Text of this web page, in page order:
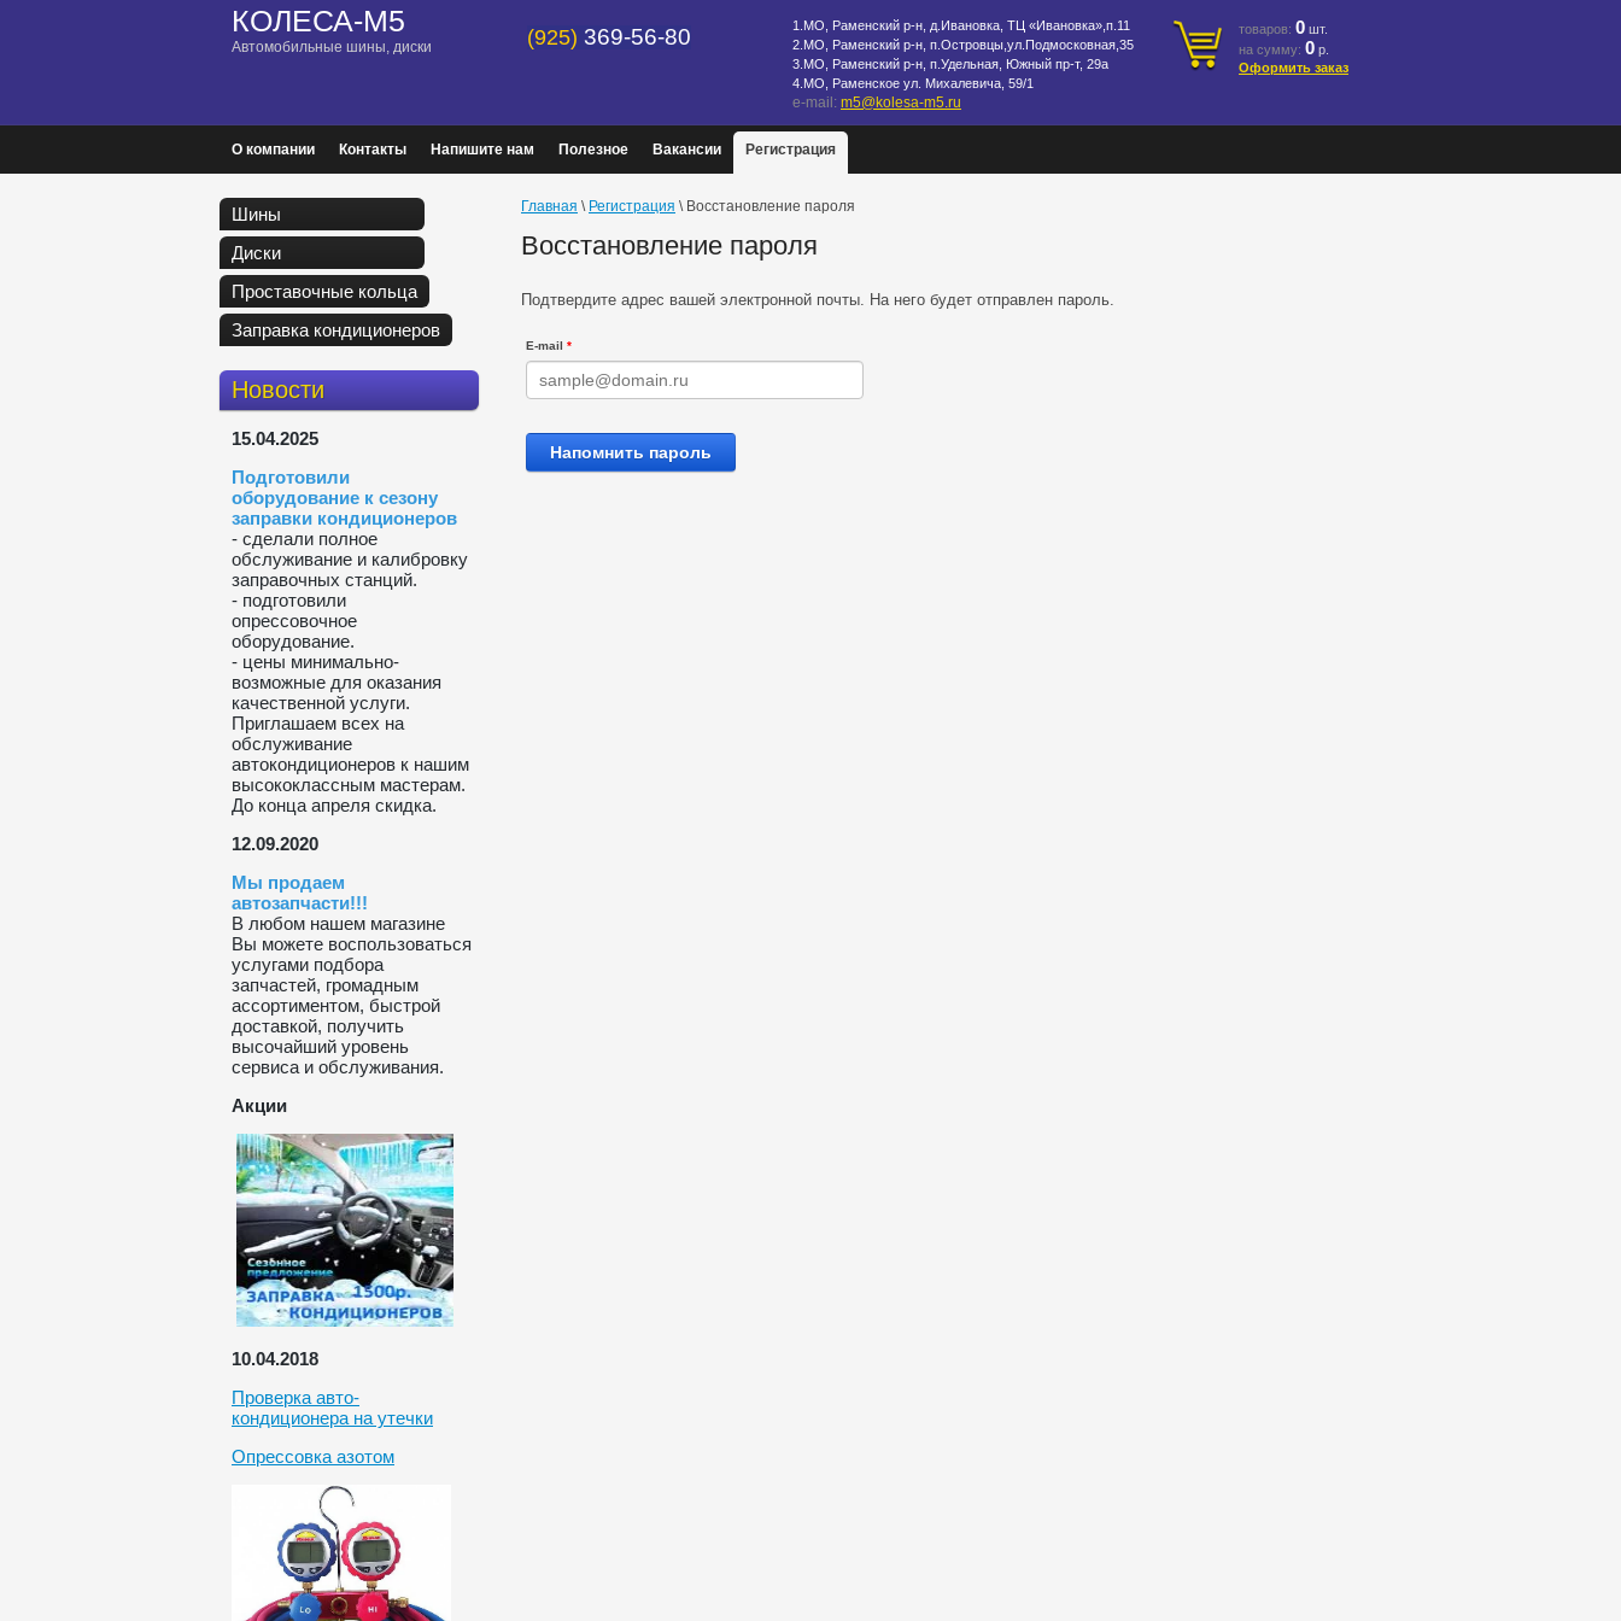
КОЛЕСА-М5
Автомобильные шины, диски (925) 369-56-80
1.МО, Раменский р-н, д.Ивановка, ТЦ «Ивановка»,п.11
2.МО, Раменский р-н, п.Островцы,ул.Подмосковная,35
3.МО, Раменский р-н, п.Удельная, Южный пр-т, 29а
4.МО, Раменское ул. Михалевича, 59/1
e-mail: m5@kolesa-m5.ru
товаров: 0 шт.
на сумму: 0 р.
Оформить заказ
О компании Контакты Напишите нам Полезное Вакансии Регистрация
Шины
Диски
Проставочные кольца
Заправка кондиционеров
Новости
15.04.2025
Подготовили
оборудование к сезону
заправки кондиционеров
- сделали полное
обслуживание и калибровку
заправочных станций.
- подготовили
опрессовочное
оборудование.
- цены минимально-
возможные для оказания
качественной услуги.
Приглашаем всех на
обслуживание
автокондиционеров к нашим
высококлассным мастерам.
До конца апреля скидка.
12.09.2020
Мы продаем
автозапчасти!!!
В любом нашем магазине
Вы можете воспользоваться
услугами подбора
запчастей, громадным
ассортиментом, быстрой
доставкой, получить
высочайший уровень
сервиса и обслуживания.
Акции
10.04.2018
Проверка авто-
кондиционера на утечки
Опрессовка азотом
Главная \ Регистрация \ Восстановление пароля
Восстановление пароля
Подтвердите адрес вашей электронной почты. На него будет отправлен пароль.
E-mail *
Напомнить пароль